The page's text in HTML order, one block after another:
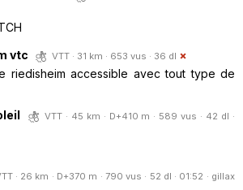
vtc
VTT · 31 km · 653 vus · 36 dl
riedisheim accessible avec tout type de
VTT · 45 km · D+410 m · 589 vus · 42 dl ·
· 26 km · D+370 m · 790 vus · 52 dl · 01:52 · gillax